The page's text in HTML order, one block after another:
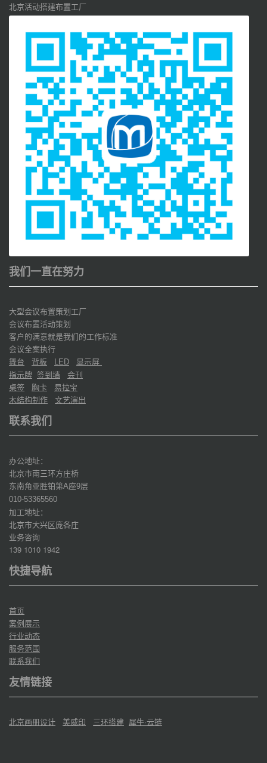
北京活动搭建布置工厂
我们一直在努力
大型会议布置策划工厂
会议布置活动策划
客户的满意就是我们的工作标准
会议全案执行
舞台
背板 LED
显示屏
指示牌 签到墙
会刊
桌签
胸卡
易拉宝
木结构制作
文艺演出
联系我们
办公地址：
北京市南三环方庄桥
东南角亚胜铂第A座9层
010-53365560
加工地址：
北京市大兴区庞各庄
业务咨询
139 1010 1942
快捷导航
首页
案例展示
行业动态
服务范围
联系我们
友情链接
北京画册设计 美威印 三环搭建 犀牛·云链